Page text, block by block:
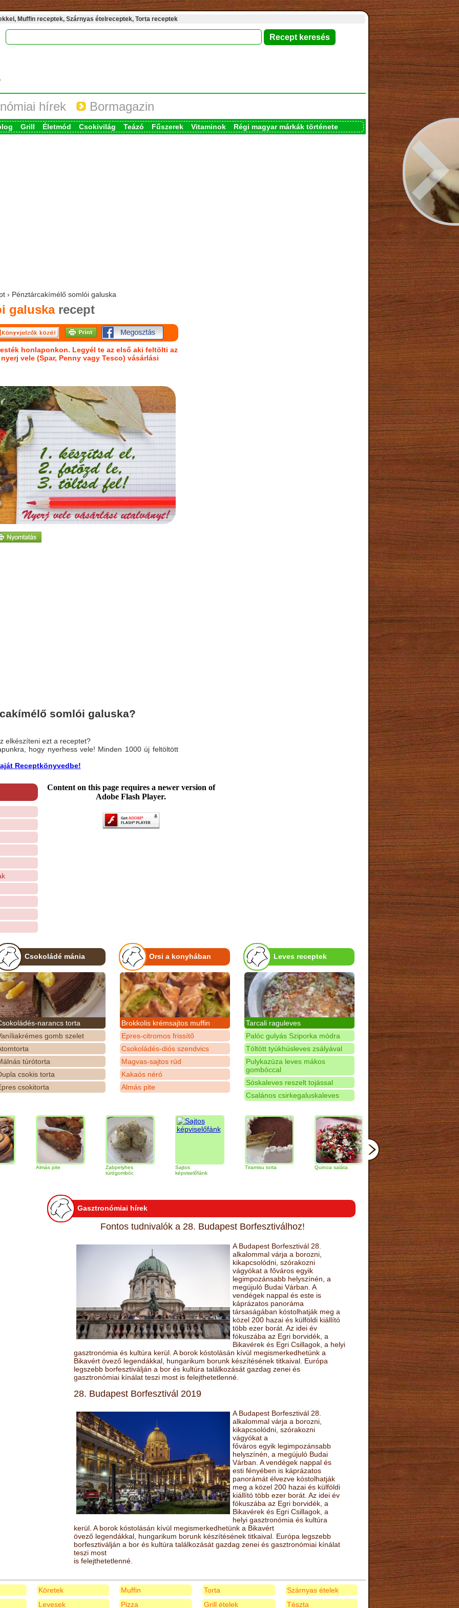
Muffin receptek, Szárnyas ételreceptek, Torta receptek
hírek Bormagazin
Grill Életmód Csokivilág Teázó Fűszerek Vitaminok Régi magyar márkák története
› Pénztárcakímélő somlói galuska
galuskarecept
honlaponkon. Legyél te az első aki feltölti az
vele (Spar, Penny vagy Tesco) vásárlási
somlói galuska?
elkészíteni ezt a receptet?
hogy nyerhess vele! Minden 1000 új feltöltött
Receptkönyvedbe!
Content on this page requires a newer version of
Adobe Flash Player.
Csokoládé mánia
narancs torta
gomb szelet
túrótorta
csokis torta
csokitorta
Orsi a konyhában
Brokkolis krémsajtos muffin
Epres-citromos frissítő
Csokoládés-diós szendvics
Magvas-sajtos rúd
Kakaós néró
Almás pite
Leves receptek
Tarcali raguleves
Palóc gulyás Sziporka módra
Töltött tyúkhúsleves zsályával
Pulykazúza leves mákos
gombóccal
Sóskaleves reszelt tojással
Csalános csirkegaluskaleves
Zabpelyhes
túrógombóc
képviselőfánk
Tiramisu torta Quinoa saláta Mandulás kifli
Csokoládés-
narancs torta
Gasztronómiai hírek
Fontos tudnivalók a 28. Budapest Borfesztiválhoz!
A Budapest Borfesztivál 28.
alkalommal várja a borozni,
kikapcsolódni, szórakozni
vágyókat a főváros egyik
legimpozánsabb helyszínén, a
megújuló Budai Várban. A
vendégek nappal és este is
káprázatos panoráma
társaságában kóstolhatják meg a
közel 200 hazai és külföldi kiállító
több ezer borát. Az idei év
fókuszába az Egri borvidék, a
Bikavérek és Egri Csillagok, a helyi
gasztronómia és kultúra kerül. A borok kóstolásán kívül megismerkedhetünk a
Bikavért övező legendákkal, hungarikum borunk készítésének titkaival. Európa
legszebb borfesztiválján a bor és kultúra találkozását gazdag zenei és
gasztronómiai kínálat teszi most is felejthetetlenné.
28. Budapest Borfesztivál 2019
A Budapest Borfesztivál 28.
alkalommal várja a borozni,
kikapcsolódni, szórakozni
vágyókat a
főváros egyik legimpozánsabb
helyszínén, a megújuló Budai
Várban. A vendégek nappal és
esti fényében is káprázatos
panorámát élvezve kóstolhatják
meg a közel 200 hazai és külföldi
kiállító több ezer borát. Az idei év
fókuszába az Egri borvidék, a
Bikavérek és Egri Csillagok, a
helyi gasztronómia és kultúra
kerül. A borok kóstolásán kívül megismerkedhetünk a Bikavért
övező legendákkal, hungarikum borunk készítésének titkaival. Európa legszebb
borfesztiválján a bor és kultúra találkozását gazdag zenei és gasztronómiai kínálat
teszi most
is felejthetetlenné.
Köretek
Levesek
Muffin
Pizza
Torta
Grill ételek
Szárnyas ételek
Tészta